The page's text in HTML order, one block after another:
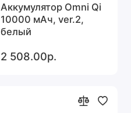
Аккумулятор Omni Qi
10000 мАч, ver.2,
белый
2 508.00р.